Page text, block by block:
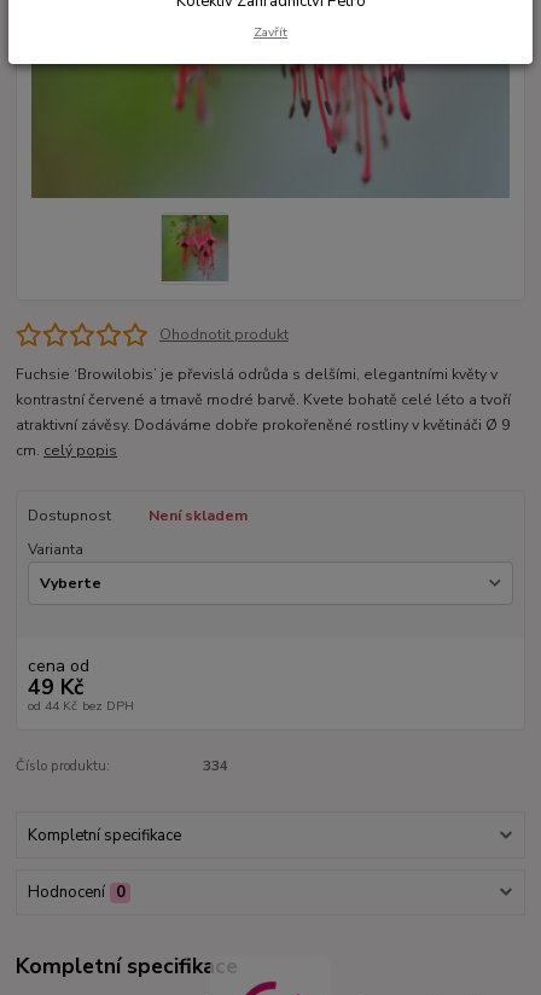
Ohodnotit produkt
Fuchsie ‘Browilobis’ je převislá odrůda s delšími, elegantními květy v
kontrastní červené a tmavě modré barvě. Kvete bohatě celé léto a tvoří
atraktivní závěsy. Dodáváme dobře prokořeněné rostliny v květináči Ø 9
cm. celý popis
Dostupnost
Není skladem
Varianta
cena od
49 Kč
od 44 Kč bez DPH
Číslo produktu: 334
Kompletní specifikace
Hodnocení 0
Kompletní specifikace
Zavřít